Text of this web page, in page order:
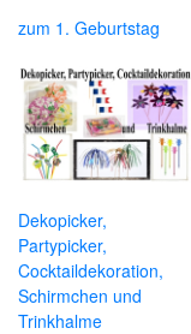
zum 1. Geburtstag
Dekopicker,
Partypicker,
Cocktaildekoration,
Schirmchen und
Trinkhalme